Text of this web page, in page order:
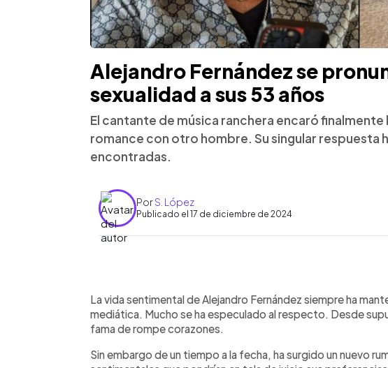
Alejandro Fernández se
sexualidad a sus 53 años
El cantante de música ranchera encaró finalmente
romance con otro hombre. Su singular respuesta
encontradas.
PorS. López
Publicado el 17 de diciembre de 2024
► Escuchar artículo
La vida sentimental de Alejandro Fernández siempre ha
mediática. Mucho se ha especulado al respecto. Desde
fama de rompe corazones.
Sin embargo de un tiempo a la fecha, ha surgido un nuevo